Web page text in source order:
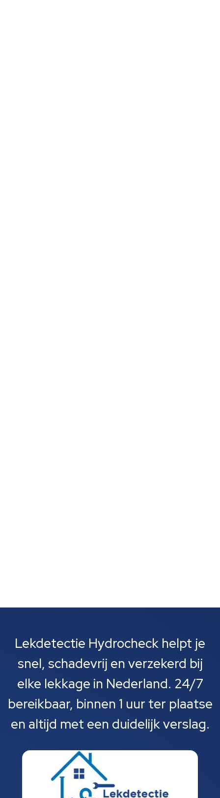
Lekdetectie Hydrocheck helpt je
snel, schadevrij en verzekerd bij
elke lekkage in Nederland. 24/7
bereikbaar, binnen 1 uur ter plaatse
en altijd met een duidelijk verslag.